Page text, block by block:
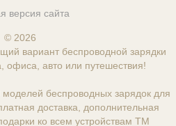
версия сайта
© 2026
вариант беспроводной зарядки
офиса, авто или путешествия!
беспроводных зарядок для
доставка, дополнительная
ко всем устройствам ТМ